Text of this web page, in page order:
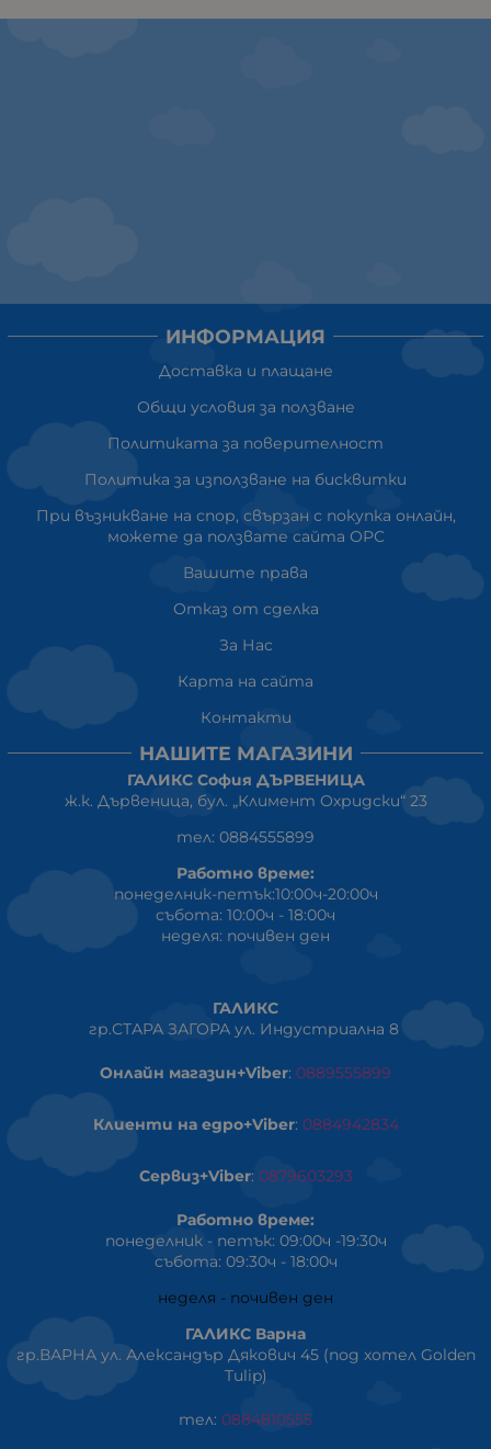
ИНФОРМАЦИЯ
Доставка и плащане
Общи условия за ползване
Политиката за поверителност
Политика за използване на бисквитки
При възникване на спор, свързан с покупка онлайн,
можете да ползвате сайта ОРС
Вашите права
Отказ от сделка
За Нас
Карта на сайта
Контакти
НАШИТЕ МАГАЗИНИ
ГАЛИКС София ДЪРВЕНИЦА
ж.к. Дървеница, бул. „Климент Охридски“ 23
тел: 0884555899
Работно време:
понеделник-петък:10:00ч-20:00ч
събота: 10:00ч - 18:00ч
неделя: почивен ден
ГАЛИКС
гр.СТАРА ЗАГОРА ул. Индустриална 8
Онлайн магазин+Viber: 0889555899
Клиенти на едро+Viber: 0884942834
Сервиз+Viber: 0879603293
Работно време:
понеделник - петък: 09:00ч -19:30ч
събота: 09:30ч - 18:00ч
неделя - почивен ден
ГАЛИКС Варна
гр.ВАРНА ул. Александър Дякович 45 (под хотел Golden
Tulip)
тел: 0884810555